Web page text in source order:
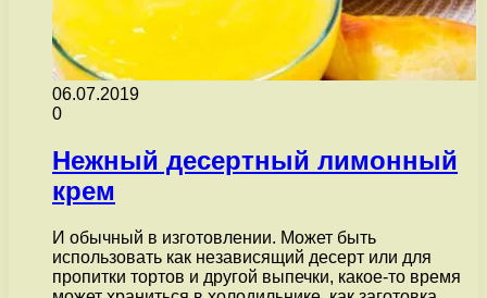
06.07.2019
0
Нежный десертный лимонный
крем
И обычный в изготовлении. Может быть
использовать как независящий десерт или для
пропитки тортов и другой выпечки, какое-то время